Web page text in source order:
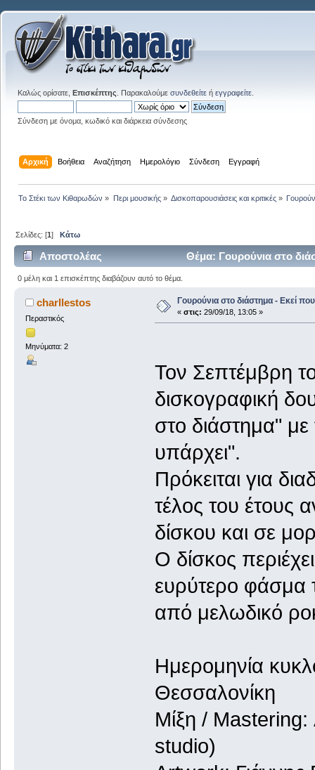
Καλώς ορίσατε, Επισκέπτης . Παρακαλούμε συνδεθείτε ή εγγραφείτε
Σύνδεση με όνομα, κωδικό και διάρκεια σύνδεσης
Αρχική Βοήθεια Αναζήτηση Ημερολόγιο Σύνδεση Εγγραφή
Το Στέκι των Κιθαρωδών » Περι μουσικής» Δισκοπαρουσιάσεις και κριτικές»
Σελίδες: [1]Κάτω
Αποστολέας Θέμα: Γουρούνια στο
0 μέλη και 1 επισκέπτης διαβάζουν αυτό το θέμα.
charllestos
Περαστικός
Μηνύματα: 2
Γουρούνια στο διάστημα - Εκεί
« στις: 29/09/18, 13:05 »
Τον Σεπτέμβρη
δισκογραφική
στο διάστημα" με
υπάρχει".
Πρόκειται για
τέλος του έτους
δίσκου και σε
Ο δίσκος
ευρύτερο φάσμα
από μελωδικό
Ημερομηνία
Θεσσαλονίκη
Μίξη /
studio)